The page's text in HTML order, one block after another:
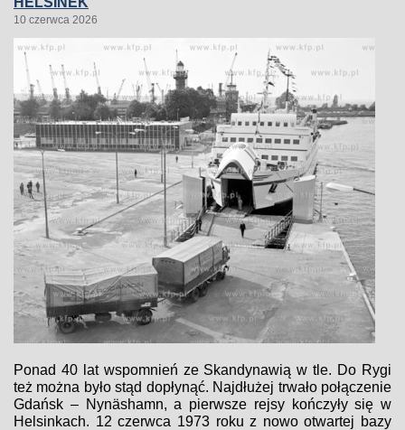
10 czerwca 2026
Ponad 40 lat wspomnień ze Skandynawią w tle. Do Rygi
też można było stąd dopłynąć. Najdłużej trwało połączenie
Gdańsk – Nynäshamn, a pierwsze rejsy kończyły się w
Helsinkach. 12 czerwca 1973 roku z nowo otwartej bazy